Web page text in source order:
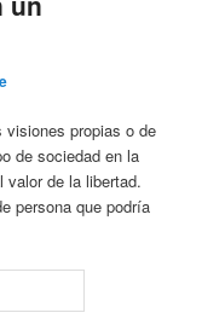
propias o de
de sociedad en la
valor de la libertad.
persona que podría